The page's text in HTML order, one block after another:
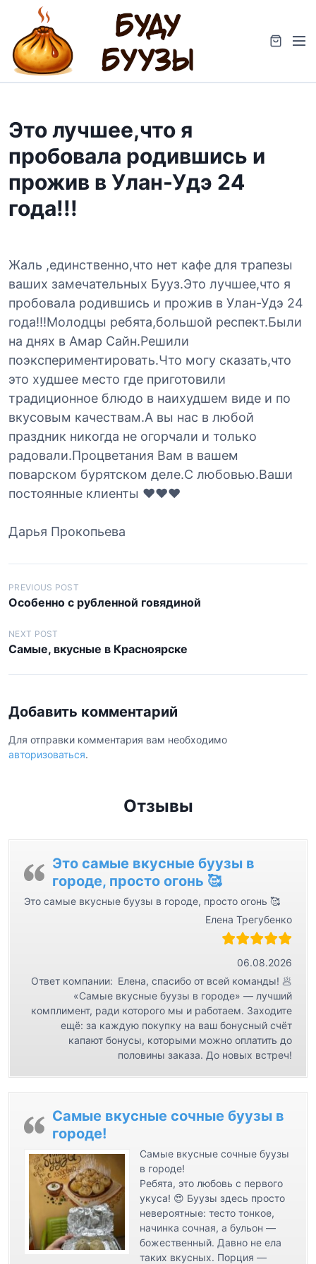
M
Это лучшее,что я
пробовала родившись и
прожив в Улан-Удэ 24
года!!!
Жаль ,единственно,что нет кафе для трапезы
ваших замечательных Бууз.Это лучшее,что я
пробовала родившись и прожив в Улан-Удэ 24
года!!!Молодцы ребята,большой респект.Были
на днях в Амар Сайн.Решили
поэкспериментировать.Что могу сказать,что
это худшее место где приготовили
традиционное блюдо в наихудшем виде и по
вкусовым качествам.А вы нас в любой
праздник никогда не огорчали и только
радовали.Процветания Вам в вашем
поварском бурятском деле.С любовью.Ваши
постоянные клиенты ❤️❤️❤️
Дарья Прокопьева
Н
а
в
и
г
ц
и
я
а
PREVIOUS POST
Особенно с рубленной говядиной
NEXT POST
Самые, вкусные в Красноярске
Добавить комментарий
Для отправки комментария вам необходимо
авторизоваться.
Отзывы
Это самые вкусные буузы в
городе, просто огонь 🥰
Это самые вкусные буузы в городе, просто огонь 🥰
Елена Трегубенко
06.08.2026
Ответ компании: Елена, спасибо от всей команды! 🥟
«Самые вкусные буузы в городе» — лучший
комплимент, ради которого мы и работаем. Заходите
ещё: за каждую покупку на ваш бонусный счёт
капают бонусы, которыми можно оплатить до
половины заказа. До новых встреч!
Самые вкусные сочные буузы в
городе!
Самые вкусные сочные буузы
в городе!
Ребята, это любовь с первого
укуса! 😍 Буузы здесь просто
невероятные: тесто тонкое,
начинка сочная, а бульон —
божественный. Давно не ела
таких вкусных. Порция —